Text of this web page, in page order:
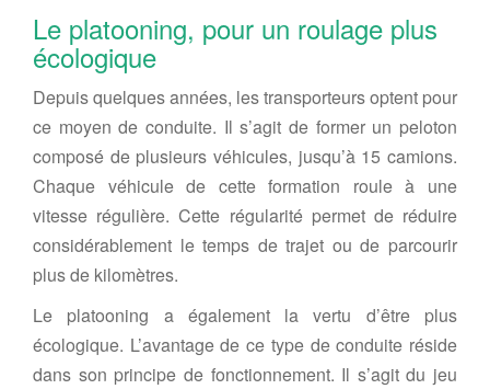
Le platooning, pour un roulage plus
écologique
Depuis quelques années, les transporteurs optent pour
ce moyen de conduite. Il s’agit de former un peloton
composé de plusieurs véhicules, jusqu’à 15 camions.
Chaque véhicule de cette formation roule à une
vitesse régulière. Cette régularité permet de réduire
considérablement le temps de trajet ou de parcourir
plus de kilomètres.
Le platooning a également la vertu d’être plus
écologique. L’avantage de ce type de conduite réside
dans son principe de fonctionnement. Il s’agit du jeu